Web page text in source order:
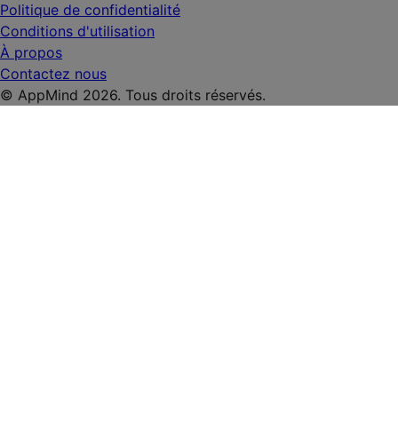
Politique de confidentialité
Conditions d'utilisation
À propos
Contactez nous
© AppMind 2026. Tous droits réservés.